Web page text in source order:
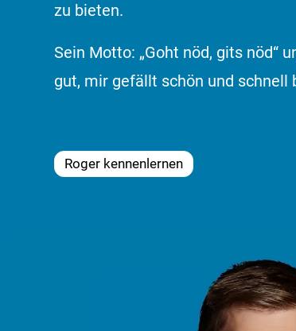
zu bieten.
Sein Motto: „Goht nöd, gits nöd“
gut, mir gefällt schön und schnell
Roger kennenlernen